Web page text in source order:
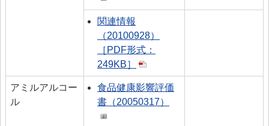
関連情報
（20100928）
［PDF形式：
249KB］
アミルアルコー
ル
食品健康影響評価
書（20050317）